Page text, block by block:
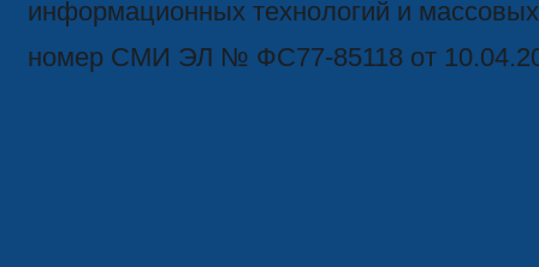
информационных технологий и
номер СМИ ЭЛ № ФС77-85118 от